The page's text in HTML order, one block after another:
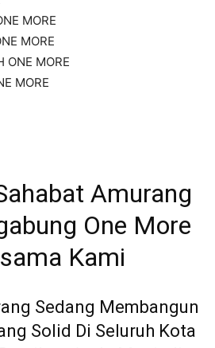
MORE
MORE
ONE MORE
MORE
Amurang
One More
Kami
Sedang Membangun
Solid Di Seluruh Kota